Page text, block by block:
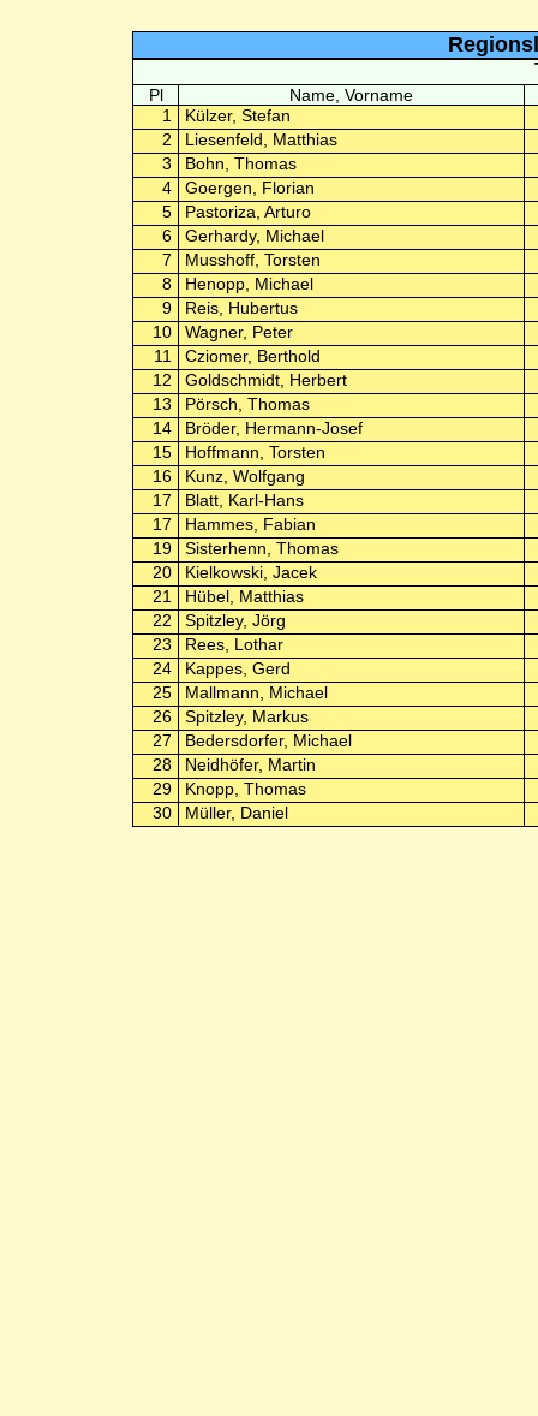
Pl Name, Vorname
1
Külzer, Stefan
2
Liesenfeld, Matthias
3
Bohn, Thomas
4
Goergen, Florian
5
Pastoriza, Arturo
6
Gerhardy, Michael
7
Musshoff, Torsten
8
Henopp, Michael
9
Reis, Hubertus
10
Wagner, Peter
11
Cziomer, Berthold
12
Goldschmidt, Herbert
13
Pörsch, Thomas
14
Bröder, Hermann-Josef
15
Hoffmann, Torsten
16
Kunz, Wolfgang
17
Blatt, Karl-Hans
17
Hammes, Fabian
19
Sisterhenn, Thomas
20
Kielkowski, Jacek
21
Hübel, Matthias
22
Spitzley, Jörg
23
Rees, Lothar
24
Kappes, Gerd
25
Mallmann, Michael
26
Spitzley, Markus
27
Bedersdorfer, Michael
28
Neidhöfer, Martin
29
Knopp, Thomas
30
Müller, Daniel